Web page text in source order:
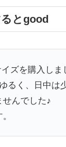
とgood
ズを購入しま
るく、日中は
んでした♪